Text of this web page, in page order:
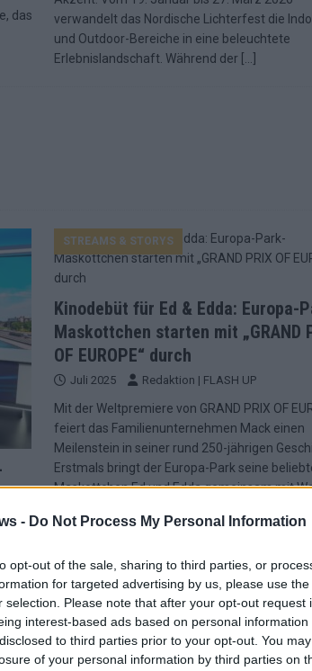
- Do Not Process My Personal Information
opt-out of the sale, sharing to third parties, or
for targeted advertising by us, please use
selection. Please note that after your opt-out request
interest-based ads based on personal
to third parties prior to your opt-out. You
of your personal information by third parties on
das
verwandelt das Nordische Lichterfest die
und Outdoor-Bereiche in eine beleuchtete
Erlebnislandschaft. Während der
18.
STREAMS & STORYS
Kinodebüt für Ed & Edda: Europa-
Maskottchen starten mit „GRAND
OF EUROPE“ durch
Juli 2025 Redaktion | FLASH UP
Mit der Weltpremiere von GRAND PRIX OF
feiert das Familienunternehmen Mack einen
Meilenstein in seiner rund 250-jährigen
Erstmals bringt der Europa-Park seine
Maskottchen Ed und Edda gemeinsam mit